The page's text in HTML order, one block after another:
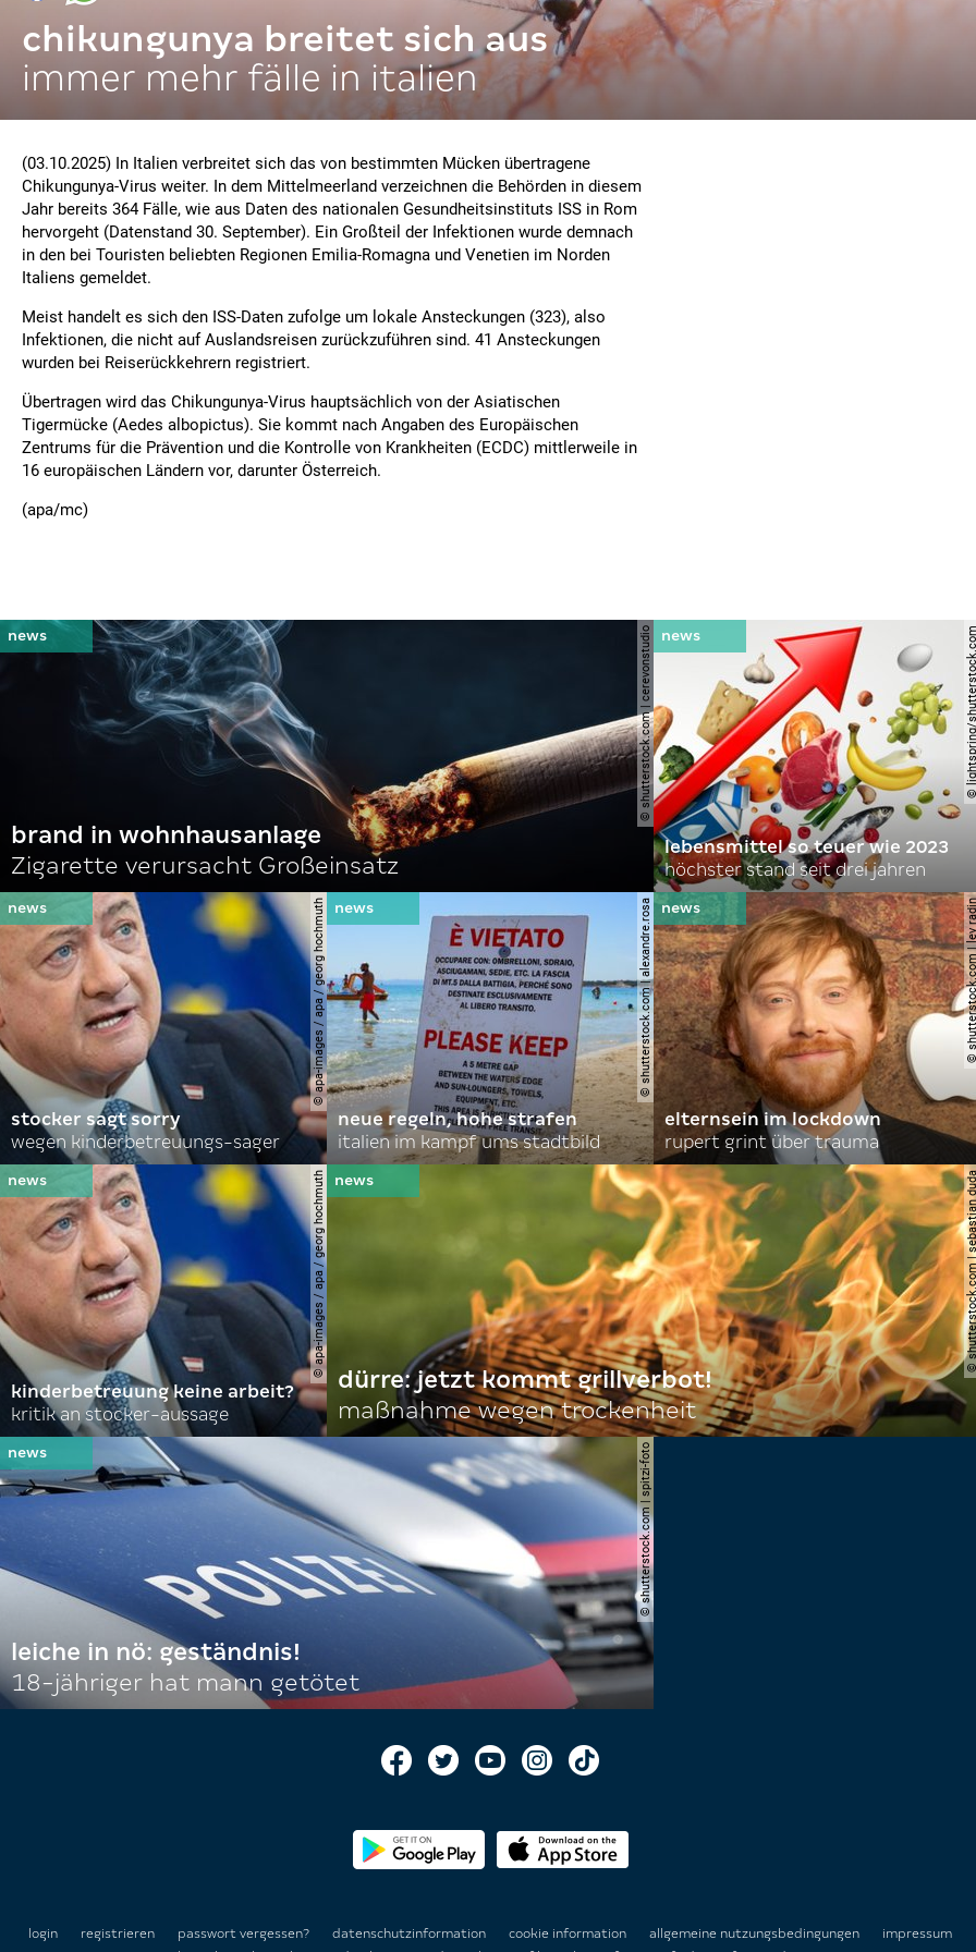
chikungunya breitet sich aus
immer mehr fälle in italien
(03.10.2025) In Italien verbreitet sich das von bestimmten Mücken übertragene
Chikungunya-Virus weiter. In dem Mittelmeerland verzeichnen die Behörden in diesem
Jahr bereits 364 Fälle, wie aus Daten des nationalen Gesundheitsinstituts ISS in Rom
hervorgeht (Datenstand 30. September). Ein Großteil der Infektionen wurde demnach
in den bei Touristen beliebten Regionen Emilia-Romagna und Venetien im Norden
Italiens gemeldet.
Meist handelt es sich den ISS-Daten zufolge um lokale Ansteckungen (323), also
Infektionen, die nicht auf Auslandsreisen zurückzuführen sind. 41 Ansteckungen
wurden bei Reiserückkehrern registriert.
Übertragen wird das Chikungunya-Virus hauptsächlich von der Asiatischen
Tigermücke (Aedes albopictus). Sie kommt nach Angaben des Europäischen
Zentrums für die Prävention und die Kontrolle von Krankheiten (ECDC) mittlerweile in
16 europäischen Ländern vor, darunter Österreich.
(apa/mc)
© shutterstock.com | cerevonstudio
brand in wohnhausanlage
Zigarette verursacht Großeinsatz
© lightspring/
lebensmittel so teuer wie 2023
höchster stand seit drei jahren
© apa-images / apa / georg hochmuth
stocker sagt sorry
wegen kinderbetreuungs-sager
© shutterstock.com | alexandre.rosa
neue regeln, hohe strafen
italien im kampf ums stadtbild
©
elternsein im lockdown
rupert grint über trauma
© apa-images / apa / georg hochmuth
kinderbetreuung keine arbeit?
kritik an stocker-aussage
©
dürre: jetzt kommt grillverbot!
maßnahme wegen trockenheit
© shutterstock.com | spitzi-foto
leiche in nö: geständnis!
18-jähriger hat mann getötet
login registrieren passwort vergessen? datenschutzinformation cookie information allgemeine nutzungsbedingungen
impressum